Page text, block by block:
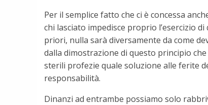
Per il semplice fatto che ci è concessa
chi lasciato impedisce proprio l’esercizio
priori, nulla sarà diversamente da come
dalla dimostrazione di questo principio
sterili profezie quale soluzione alle ferite
responsabilità.
Dinanzi ad entrambe possiamo solo